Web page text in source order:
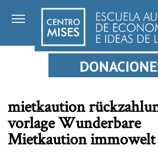
mietkaution
vorlage Wunderbare
Mietkaution immowelt